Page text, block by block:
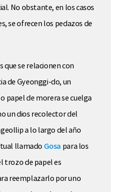
No obstante, en los casos
se ofrecen los pedazos de
que se relacionen con
de Gyeonggi-do, un
papel de morera se cuelga
un dios recolector del
a lo largo del año
llamado Gosa para los
trozo de papel es
reemplazarlo por uno